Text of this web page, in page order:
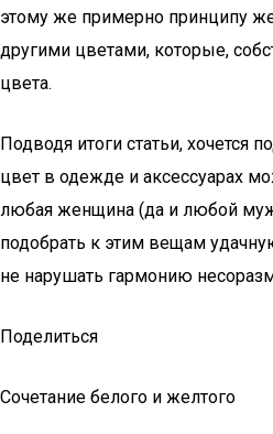
этому же примерно принципу
другими цветами, которые,
цвета.
Подводя итоги статьи, хочется
цвет в одежде и аксессуарах
любая женщина (да и любой
подобрать к этим вещам
не нарушать гармонию
Поделиться
Сочетание белого и желтого